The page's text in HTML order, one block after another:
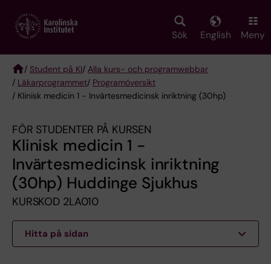
main
Sök English Meny
Breadcrumb
/ Student på KI/ Alla kurs- och programwebbar
/ Läkarprogrammet/ Programöversikt
/ Klinisk medicin 1 - Invärtesmedicinsk inriktning (30hp)
FÖR STUDENTER PÅ KURSEN
Klinisk medicin 1 -
Invärtesmedicinsk inriktning
(30hp) Huddinge Sjukhus
KURSKOD 2LA010
Hitta på sidan